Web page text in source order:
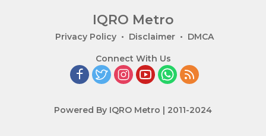
IQRO Metro
Privacy Policy Disclaimer DMCA
Connect With Us
Powered By IQRO Metro | 2011-2024